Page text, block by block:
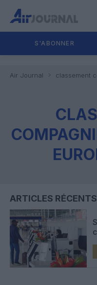
S'ABONNER
Air Journal classement
ARTICLES RÉCENTS